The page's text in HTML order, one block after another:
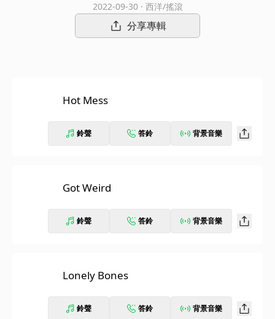
2022-09-30 · 西洋/搖滾
分享專輯
Hot Mess
鈴聲 答鈴 背景音樂
Got Weird
鈴聲 答鈴 背景音樂
Lonely Bones
鈴聲 答鈴 背景音樂